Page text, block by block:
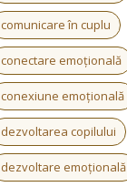
comunicare în cuplu
conectare emoțională
conexiune emoțională
dezvoltarea copilului
dezvoltare emoțională